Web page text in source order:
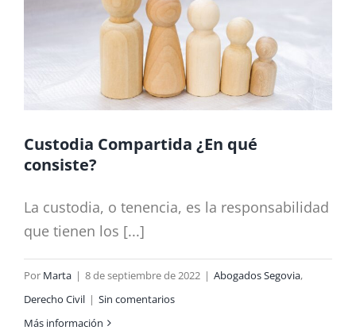
Custodia Compartida ¿En qué
consiste?
La custodia, o tenencia, es la responsabilidad
que tienen los [...]
Por Marta | 8 de septiembre de 2022 | Abogados Segovia,
Derecho Civil | Sin comentarios
Más información